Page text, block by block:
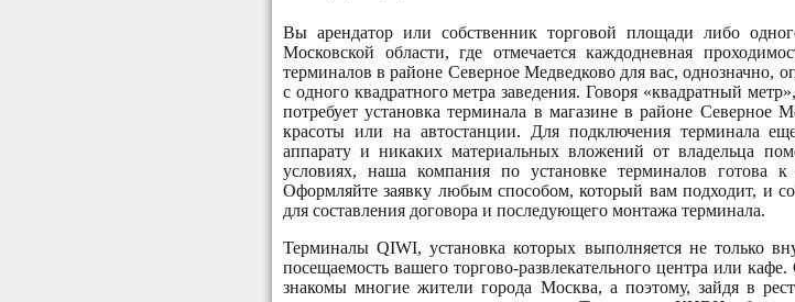
Вы арендатор или собственник торговой площади либо
Московской области, где отмечается каждодневная
терминалов в районе Северное Медведково для вас, однозначно,
с одного квадратного метра заведения. Говоря «квадратный
потребует установка терминала в магазине в районе Северное
красоты или на автостанции. Для подключения терминала
аппарату и никаких материальных вложений от владельца
условиях, наша компания по установке терминалов готова к
Оформляйте заявку любым способом, который вам подходит, и
для составления договора и последующего монтажа терминала.
Терминалы QIWI, установка которых выполняется не только
посещаемость вашего торгово-развлекательного центра или
знакомы многие жители города Москва, а поэтому, зайдя в